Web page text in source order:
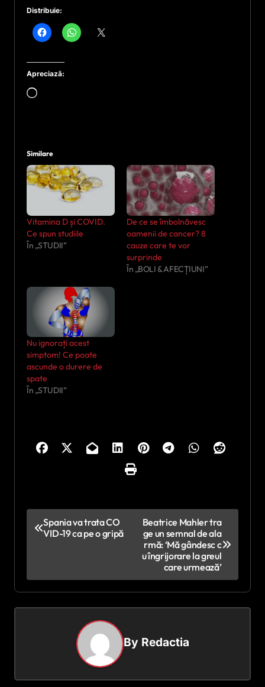
Distribuie:
Apreciază:
Încarc...
Similare
Vitamina D și COVID.
Ce spun studiile
În „STUDII”
De ce se îmbolnăvesc
oamenii de cancer? 8
cauze care te vor
surprinde
În „BOLI & AFECȚIUNI”
Nu ignorați acest
simptom! Ce poate
ascunde o durere de
spate
În „STUDII”
i
g
Spania va trata CO
VID-19 ca pe o gripă
Beatrice Mahler tra
ge un semnal de ala
rmă: ‘Mă gândesc c
u îngrijorare la greul
care urmează’
By Redactia